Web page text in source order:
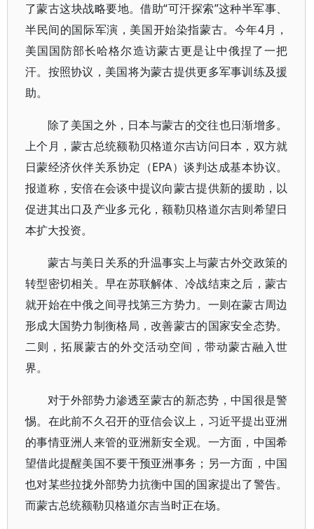
了蒙古这块战略要地。借助“可汗探索”这种半军事、
半民间的国际军演，美国开始染指蒙古。今年4月，
美国国防部长哈格尔造访蒙古更是让中俄捏了一把
汗。按照协议，美国将为蒙古提供更多军事训练及援
助。
除了美国之外，日本与蒙古的交往也日渐增多。
上个月，蒙古总统额勒贝格道尔吉访问日本，双方就
日蒙经济伙伴关系协定（EPA）谈判达成基本协议。
报道称，安倍在会谈中提议向蒙古提供新的援助，以
促进其出口及产业多元化，额勒贝格道尔吉则希望日
本扩大投资。
蒙古与美日关系的升温事实上与蒙古外交政策的
转型密切相关。早在苏联解体、冷战结束之后，蒙古
就开始在中俄之间寻找第三方势力。一则在蒙古周边
形成大国势力制衡格局，改善蒙古的国家安全态势。
二则，拓展蒙古的外交活动空间，带动蒙古融入世
界。
对于外部势力渗透至蒙古的新态势，中国很是警
惕。在此前不久召开的亚信会议上，习近平提出亚洲
的事情亚洲人来管的亚洲新安全观。一方面，中国希
望借此提醒美国不要干预亚洲事务；另一方面，中国
也对某些拉拢外部势力抗衡中国的国家提出了警告。
而蒙古总统额勒贝格道尔吉当时正在场。